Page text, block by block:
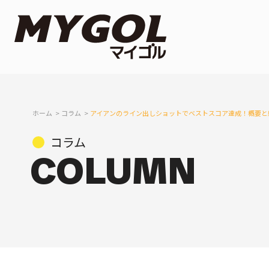
ホーム コラム アイアンのライン出しショットでベストスコア達成！概要
コラム